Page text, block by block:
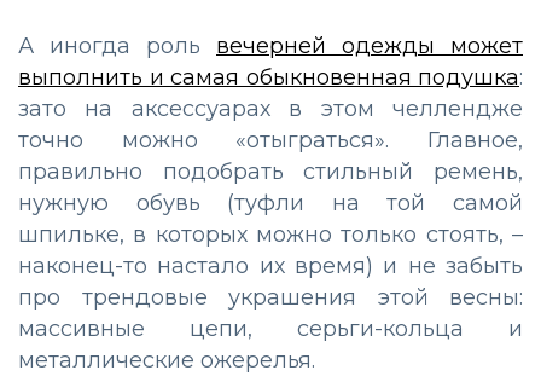
А иногда роль вечерней одежды может
выполнить и самая обыкновенная подушка:
зато на аксессуарах в этом челлендже
точно можно «отыграться». Главное,
правильно подобрать стильный ремень,
нужную обувь (туфли на той самой
шпильке, в которых можно только стоять, –
наконец-то настало их время) и не забыть
про трендовые украшения этой весны:
массивные цепи, серьги-кольца и
металлические ожерелья.